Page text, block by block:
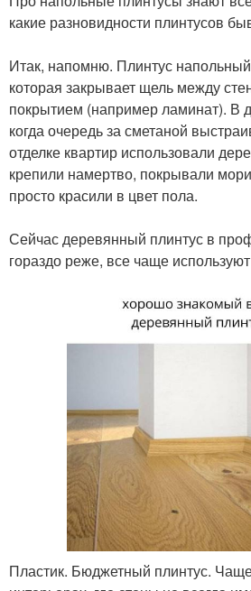
какие разновидности плинтусов
Итак, напомню. Плинтус напольный
которая закрывает щель между
покрытием (например ламинат). В
когда очередь за сметаной
отделке квартир использовали
крепили намертво, покрывали
просто красили в цвет пола.
Сейчас деревянный плинтус в
гораздо реже, все чаще
Пластик. Бюджетный плинтус.